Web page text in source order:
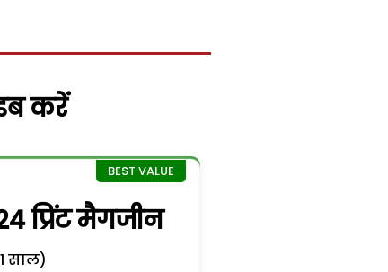
करें
प्रिंट मैगजीन
साल)